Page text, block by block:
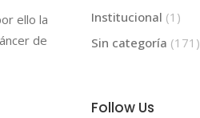
ello la
de
Institucional (1)
Sin categoría (171)
Follow Us